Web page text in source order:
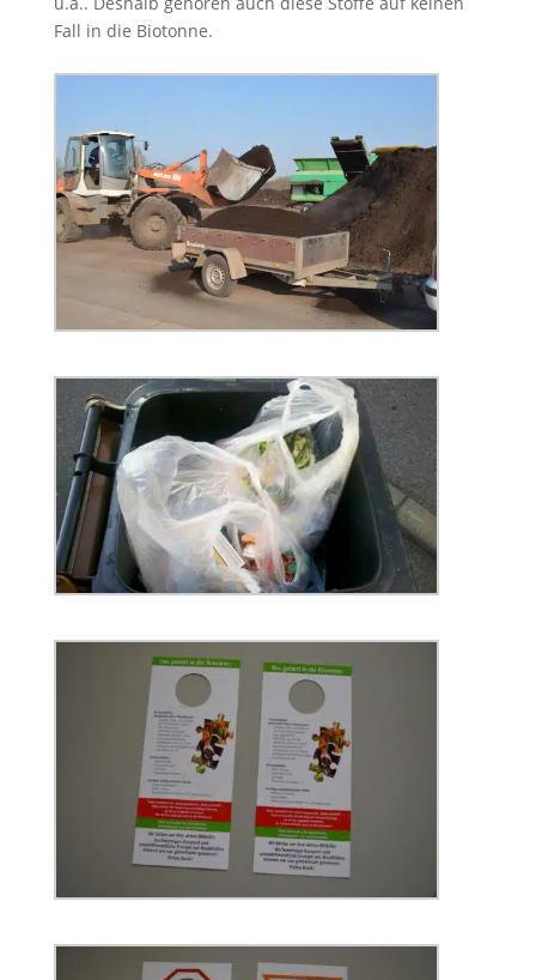
Fall in die Biotonne.